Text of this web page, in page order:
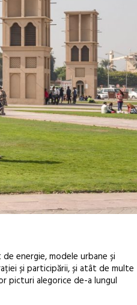
energie, modele urbane și
și participării, și atât de multe
picturi alegorice de-a lungul